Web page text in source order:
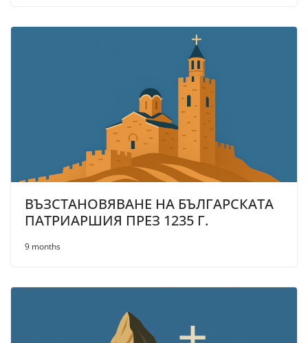
ВЪЗСТАНОВЯВАНЕ НА БЪЛГАРСКАТА
ПАТРИАРШИЯ ПРЕЗ 1235 Г.
9 months